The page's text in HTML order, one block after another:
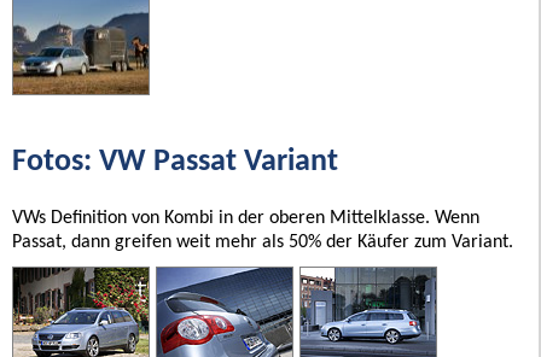
Fotos: VW Passat Variant
VWs Definition von Kombi in der oberen Mittelklasse. Wenn
Passat, dann greifen weit mehr als 50% der Käufer zum Variant.